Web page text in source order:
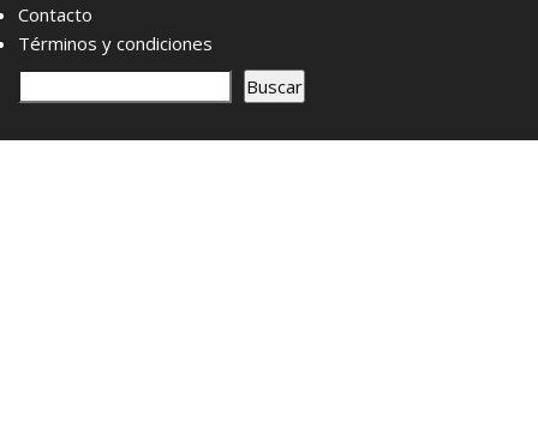
Contacto
Términos y condiciones
u
s
Buscar